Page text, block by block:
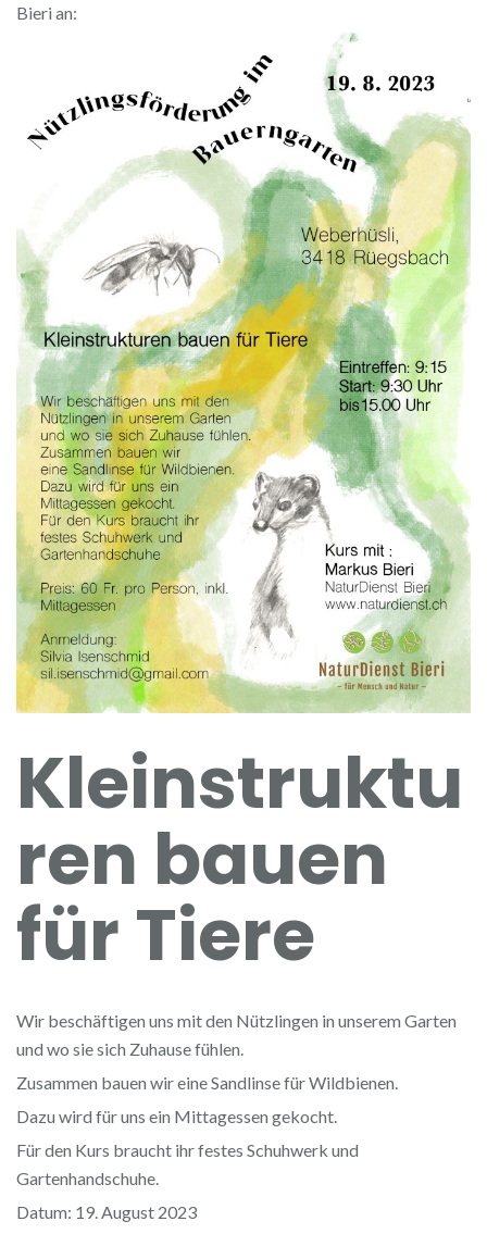
Bieri an:
Kleinstruktu
ren bauen
für Tiere
Wir beschäftigen uns mit den Nützlingen in unserem Garten
und wo sie sich Zuhause fühlen.
Zusammen bauen wir eine Sandlinse für Wildbienen.
Dazu wird für uns ein Mittagessen gekocht.
Für den Kurs braucht ihr festes Schuhwerk und
Gartenhandschuhe.
Datum: 19. August 2023